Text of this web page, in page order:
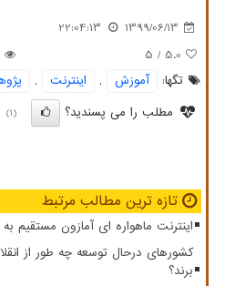
1399/06/13
22:04:13
5.0
/ 5
تگها:
آموزش , اینترنت ,
مطلب را می پسندید؟
(1)
تازه ترین مطالب مرتبط
اینترنت ماهواره ای آمازون مستقیم
کشورهای درحال توسعه چه طور از
برند؟